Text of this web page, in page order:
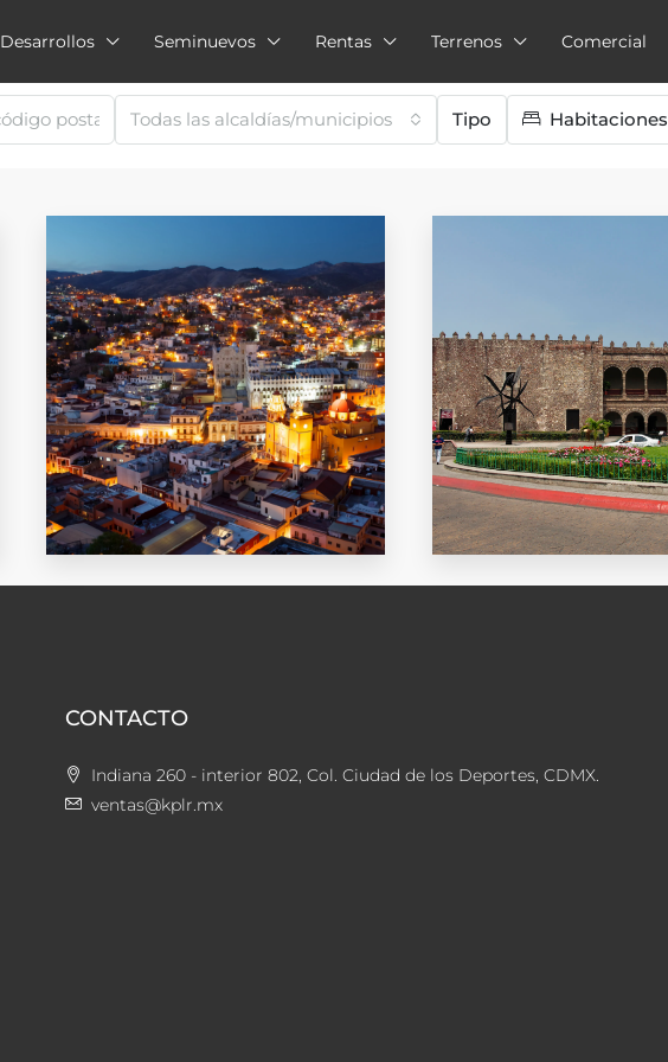
Desarrollos Seminuevos Rentas Terrenos Comercial
Todas las alcaldías/municipios Tipo Habitaciones
Guanajuato Morelos
CONTACTO
Indiana 260 - interior 802, Col. Ciudad de los Deportes, CDMX.
ventas@kplr.mx